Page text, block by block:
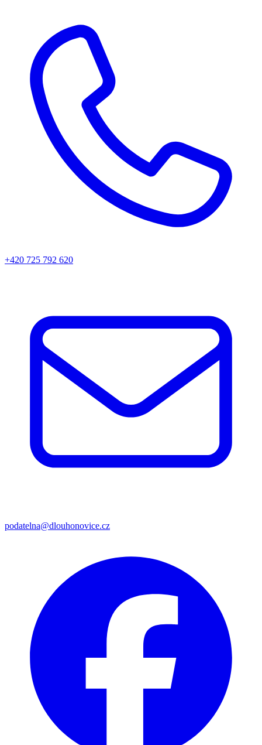
+420 725 792 620
podatelna@dlouhonovice.cz